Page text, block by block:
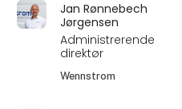
Jan Rønnebech
Jørgensen
Administrerende
direktør
Wennstrom